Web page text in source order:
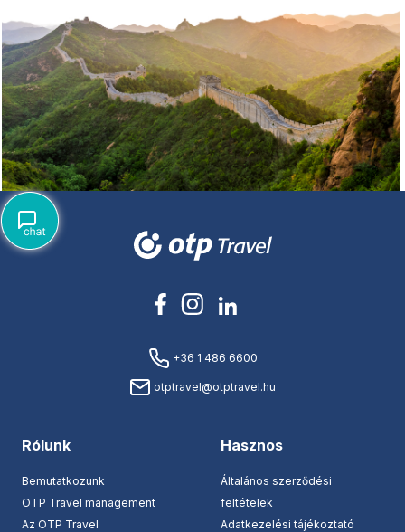
+36 1 486 6600
otptravel@otptravel.hu
Rólunk
Bemutatkozunk
OTP Travel management
Az OTP Travel
Hasznos
Általános szerződési
feltételek
Adatkezelési tájékoztató